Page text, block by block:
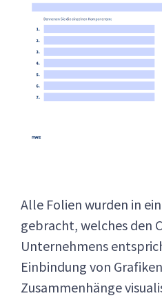
Alle Folien wurden in
gebracht, welches den
Unternehmens
Einbindung von
Zusammenhänge